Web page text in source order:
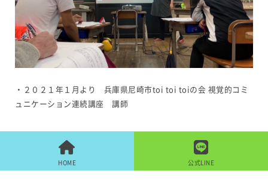
・２０２１年１月より 兵庫県尼崎市toi toi toiの会 視覚的コミ
ュニケーション連続講座 講師
HOME 公式LINE